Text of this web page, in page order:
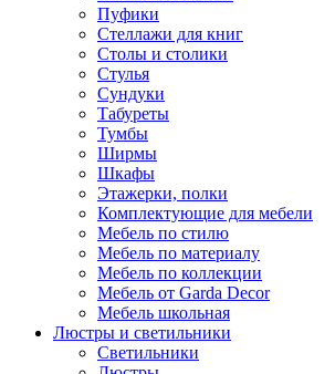
Пуфики
Стеллажи для книг
Столы и столики
Стулья
Сундуки
Табуреты
Тумбы
Ширмы
Шкафы
Этажерки, полки
Комплектующие для мебели
Мебель по стилю
Мебель по материалу
Мебель по коллекции
Мебель от Garda Decor
Мебель школьная
Люстры и светильники
Светильники